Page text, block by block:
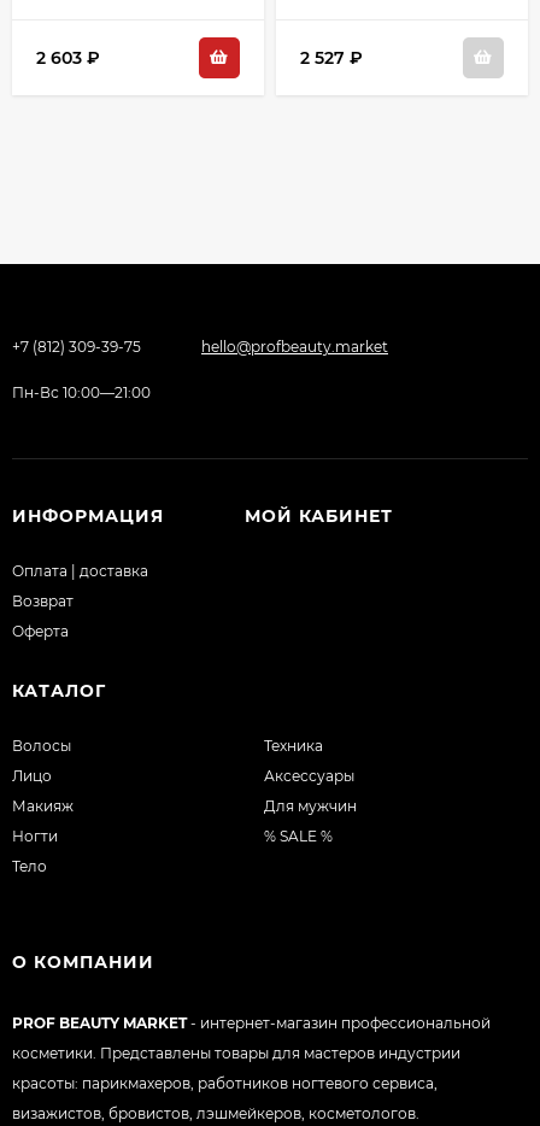
2 603 ₽ 2 527 ₽
+7 (812) 309-39-75 hello@profbeauty.market
Пн-Вс 10:00—21:00
ИНФОРМАЦИЯ
Оплата | доставка
Возврат
Оферта
МОЙ КАБИНЕТ
КАТАЛОГ
Волосы
Лицо
Макияж
Ногти
Тело
Техника
Аксессуары
Для мужчин
% SALE %
О КОМПАНИИ
PROF BEAUTY MARKET- интернет-магазин профессиональной
косметики. Представлены товары для мастеров индустрии
красоты: парикмахеров, работников ногтевого сервиса,
визажистов, бровистов, лэшмейкеров, косметологов.